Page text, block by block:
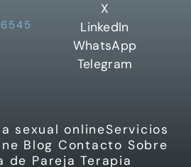
X
LinkedIn
WhatsApp
Telegram
sexual onlineServicios
Blog Contacto Sobre
de Pareja Terapia